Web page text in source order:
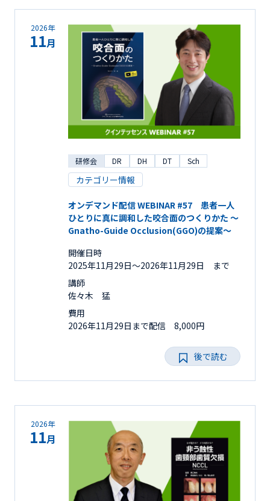
2026年
11月
研修会 DR DH DT Sch
カテゴリー情報
オンデマンド配信 WEBINAR #57 患者一人
ひとりに真に調和した咬合面のつくりかた ～
Gnatho-Guide Occlusion(GGO)の提案～
開催日時
2025年11月29日〜2026年11月29日 まで
講師
佐々木 猛
費用
2026年11月29日まで配信 8,000円
後で読む
2026年
11月